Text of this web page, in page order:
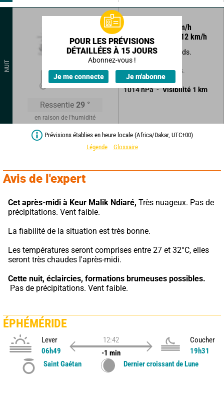
NUIT
26°
Ressentie 29 °
en raison de l'humidité
km/h
Rafales à
12 km/h
Brumes et brouillards.
Sans précipitations.
1014hPa Visibilité 1 km
POUR LES PRÉVISIONS
DÉTAILLÉES À 15 JOURS
Abonnez-vous !
Je me connecte Je m'abonne
Prévisions établies en heure locale (Africa/Dakar, UTC+00)
Légende
Glossaire
Avis de l'expert
Cet après-midi à Keur Malik Ndiaré, Très nuageux. Pas de
précipitations. Vent faible.
La fiabilité de la situation est très bonne.
Les températures seront comprises entre 27 et 32°C, elles
seront très chaudes l'après-midi.
Cette nuit, éclaircies, formations brumeuses possibles.
Pas de précipitations. Vent faible.
ÉPHÉMÉRIDE
Lever
06h49
12:42
-1 min
Coucher
19h31
Saint Gaétan
Dernier croissant de Lune